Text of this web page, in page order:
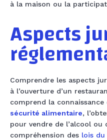
à la maison ou la
Aspects
Comprendre les aspects
à l’ouverture d’un
comprend la connaissance
sécurité alimentaire,
pour vendre de l’alcool ou
compréhension des lois du